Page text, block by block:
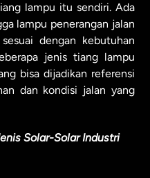
lampu itu sendiri. Ada
lampu penerangan jalan
dengan kebutuhan
jenis tiang lampu
bisa dijadikan referensi
dan kondisi jalan yang
Solar-Solar Industri